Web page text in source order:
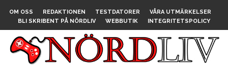
OM OSS REDAKTIONEN TESTDATORER
VÅRA UTMÄRKELSER
BLI SKRIBENT PÅ NÖRDLIV
WEBBUTIK INTEGRITETSPOLICY